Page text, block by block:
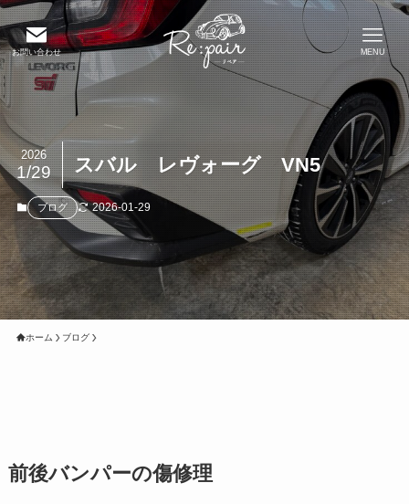
お問い合わせ MENU
スバル レヴォーグ VN5
2026
1/29
ブログ 2026-01-29
ホーム ブログ
前後バンパーの傷修理